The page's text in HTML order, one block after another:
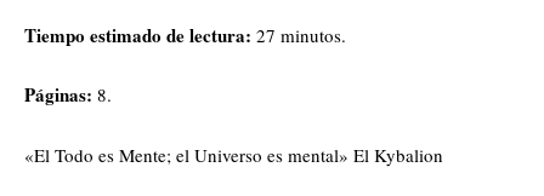
Tiempo estimado de lectura: 27 minutos.
Páginas: 8.
«El Todo es Mente; el Universo es mental» El Kybalion